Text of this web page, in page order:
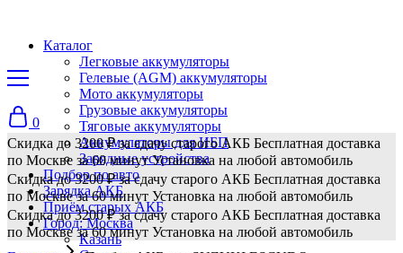
Каталог
Легковые аккумуляторы
Гелевые (AGM) аккумуляторы
Мото аккумуляторы
Грузовые аккумуляторы
Тяговые аккумуляторы
Аккумуляторы для ИБП
Зарядные устройства
Подбор по авто
Зарядка АКБ
Приём старых АКБ
Город: Москва
Казань
0
Скидка до 3200 ₽ за сдачу старого АКБ Бесплатная доставка
по Москве за 60 минут Установка на любой автомобиль
Скидка до 3200 ₽ за сдачу старого АКБ Бесплатная доставка
по Москве за 60 минут Установка на любой автомобиль
Скидка до 3200 ₽ за сдачу старого АКБ Бесплатная доставка
по Москве за 60 минут Установка на любой автомобиль